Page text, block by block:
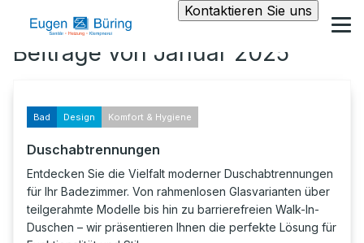
Kontaktieren Sie uns
Beiträge von Januar 2025
Bad Design Komfort & Hygiene
Duschabtrennungen
Entdecken Sie die Vielfalt moderner Duschabtrennungen
für Ihr Badezimmer. Von rahmenlosen Glasvarianten über
teilgerahmte Modelle bis hin zu barrierefreien Walk-In-
Duschen – wir präsentieren Ihnen die perfekte Lösung für